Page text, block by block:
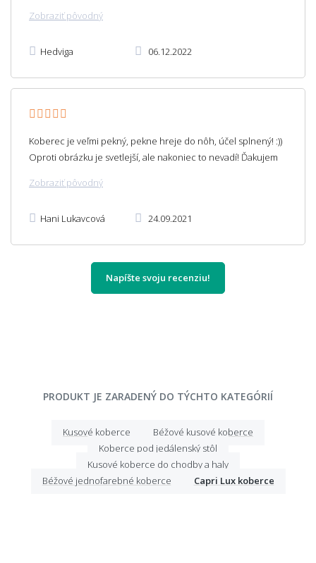
Zobraziť pôvodný
Hedviga 06.12.2022
Koberec je veľmi pekný, pekne hreje do nôh, účel splnený! :))
Oproti obrázku je svetlejší, ale nakoniec to nevadí! Ďakujem
Zobraziť pôvodný
Hani Lukavcová 24.09.2021
Napíšte svoju recenziu!
PRODUKT JE ZARADENÝ DO TÝCHTO KATEGÓRIÍ
Kusové koberce
Béžové kusové koberce
Koberce pod jedálenský stôl
Kusové koberce do chodby a haly
Béžové jednofarebné koberce
Capri Lux koberce